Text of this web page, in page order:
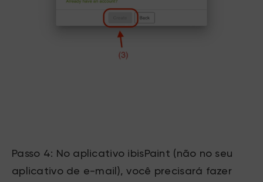
Passo 4: No aplicativo ibisPaint (não no seu
aplicativo de e-mail), você precisará fazer